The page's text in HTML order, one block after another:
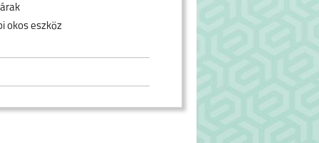
okos eszköz